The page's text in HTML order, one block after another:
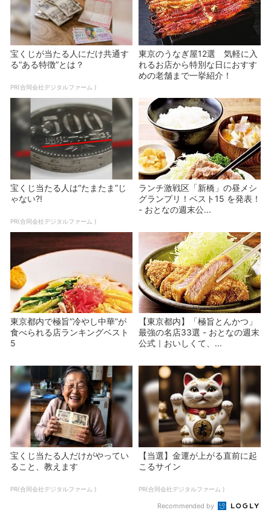
宝くじが当たる人にだけ共通す
る“ある特徴”とは？
PR(合同会社デジタルファーム )
東京のうなぎ屋12選 気軽に入
れるお店から特別な日におすす
めの老舗まで一挙紹介！
宝くじ当たる人は“たまたま”じ
ゃない?!
PR(合同会社デジタルファーム )
ランチ激戦区「新橋」の昼メシ
グランプリ！ベスト15 を発表！
- おとなの週末公...
東京都内で極旨”冷やし中華”が
食べられる店ランキングベスト
5
【東京都内】「極旨とんかつ」
最強の名店33選 - おとなの週末
公式｜おいしくて、...
宝くじ当たる人だけがやってい
ること、教えます
PR(合同会社デジタルファーム )
【当選】金運が上がる直前に起
こるサイン
PR(合同会社デジタルファーム )
Recommended by